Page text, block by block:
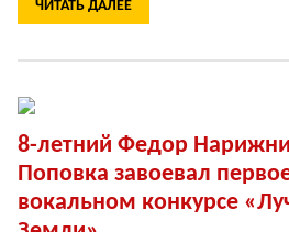
ЧИТАТЬ ДАЛЕЕ
8-летний Федор
Поповка завоевал
вокальном конкурсе